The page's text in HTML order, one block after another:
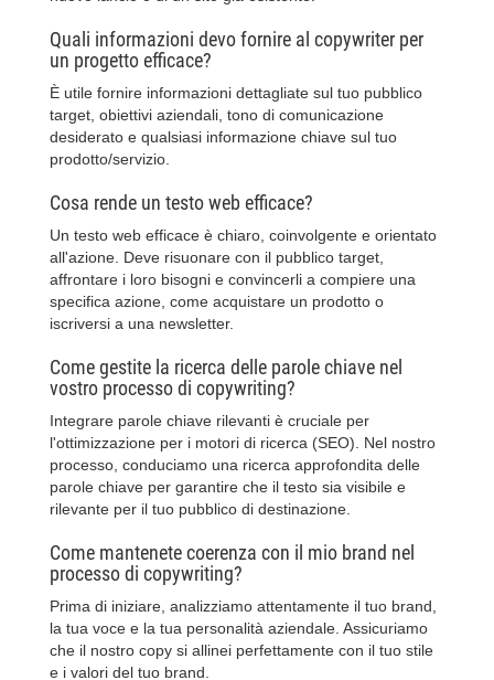
Quali informazioni devo fornire al copywriter per
un progetto efficace?
È utile fornire informazioni dettagliate sul tuo pubblico
target, obiettivi aziendali, tono di comunicazione
desiderato e qualsiasi informazione chiave sul tuo
prodotto/servizio.
Cosa rende un testo web efficace?
Un testo web efficace è chiaro, coinvolgente e orientato
all'azione. Deve risuonare con il pubblico target,
affrontare i loro bisogni e convincerli a compiere una
specifica azione, come acquistare un prodotto o
iscriversi a una newsletter.
Come gestite la ricerca delle parole chiave nel
vostro processo di copywriting?
Integrare parole chiave rilevanti è cruciale per
l'ottimizzazione per i motori di ricerca (SEO). Nel nostro
processo, conduciamo una ricerca approfondita delle
parole chiave per garantire che il testo sia visibile e
rilevante per il tuo pubblico di destinazione.
Come mantenete coerenza con il mio brand nel
processo di copywriting?
Prima di iniziare, analizziamo attentamente il tuo brand,
la tua voce e la tua personalità aziendale. Assicuriamo
che il nostro copy si allinei perfettamente con il tuo stile
e i valori del tuo brand.